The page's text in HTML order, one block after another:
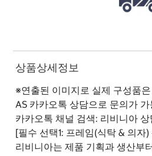
상품상세정보
※연출된 이미지로 실제 구성품
AS 카카오톡 상담으로 문의가
카카오톡 채널 검색: 리비니아
[필수 선택1: 프레임(식탁 & 의
리비니아는 제품 기획과 생산부